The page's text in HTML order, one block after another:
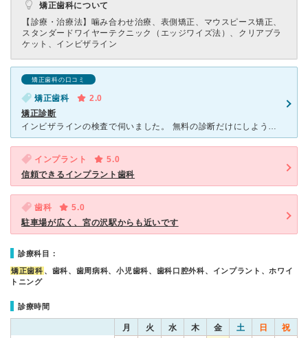
矯正歯科について
【診療・治療法】 噛み合わせ治療、表側矯正、マウスピース矯正、
スタンダードワイヤーテクニック（エッジワイズ法）、クリアブラ
ケット、インビザライン
矯正歯科の口コミ
矯正歯科
2.0
矯正診断
インビザラインの検査で伺いました。 無料の診断だけにしようかと思っていたのですが自分の歯の状態がわからないとこちらも今後について判断できないので 検査をしていただきました。 これまで通ってきた歯科
インプラント
5.0
信頼できるインプラント歯科
歯科
5.0
駐車場が広く、宮の沢駅からも近いです
診療科目：
矯正歯科 、歯科、歯周病科、小児歯科、歯科口腔外科、インプラント、ホワイ
トニング
診療時間
月 火 水 木 金 土 日 祝